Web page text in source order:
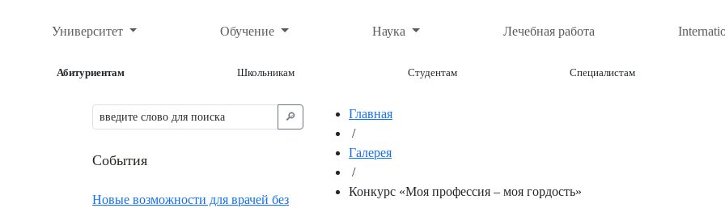
Университет Обучение Наука Лечебная работа
Абитуриентам Школьникам Студентам Специалистам
🔎︎
События
Новые возможности для врачей без
Главная
/
Галерея
/
Конкурс «Моя профессия – моя гордость»